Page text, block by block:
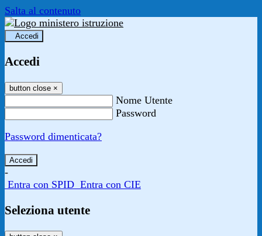
Salta al contenuto
Accedi
Accedi
button close ×
Nome Utente
Password
Password dimenticata?
-
Entra con SPID Entra con CIE
Seleziona utente